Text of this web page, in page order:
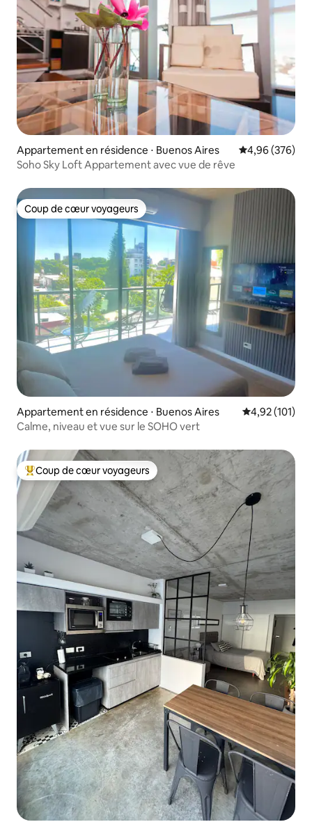
Appartement en résidence ⋅ Buenos Aires Évaluation
4,96 (376)
Soho Sky Loft Appartement avec vue de rêve
Coup de cœur voyageurs
Coup de cœur voyageurs
Appartement en résidence ⋅ Buenos Aires Évaluation
4,92 (101)
Calme, niveau et vue sur le SOHO vert
Coups de cœur voyageurs les plus appréciés
Coup de cœur voyageurs